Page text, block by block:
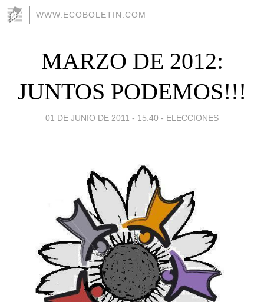
WWW.ECOBOLETIN.COM
MARZO DE 2012:
JUNTOS PODEMOS!!!
01 DE JUNIO DE 2011 - 15:40 - ELECCIONES